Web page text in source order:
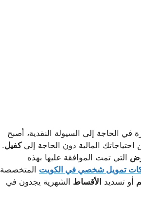
في الحاجة إلى السيولة النقدية، أصبح
احتياجاتك المالية دون الحاجة إلىكفيل.
التي تمت الموافقة عليها بهذه
تمويل شخصي في الكويت المتخصصة
أو تسديد الأقساط الشهرية يجدون في